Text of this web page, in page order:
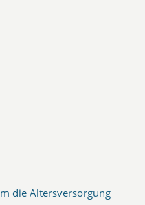
die Altersversorgung